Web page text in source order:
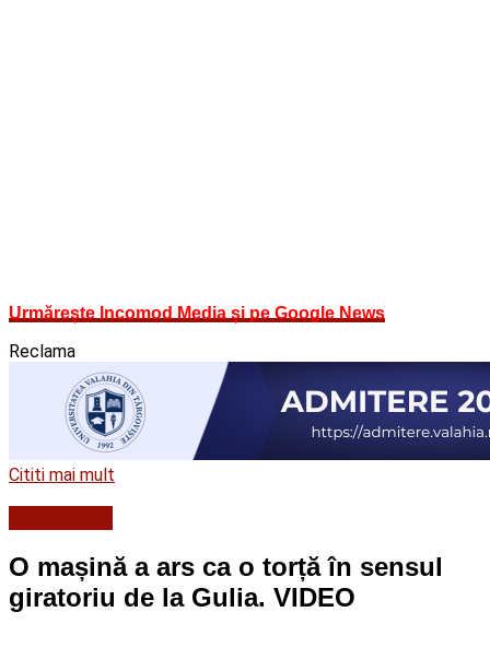
Urmărește Incomod Media și pe Google News
Reclama
Cititi mai mult
O mașină a ars ca o torță în sensul
giratoriu de la Gulia. VIDEO